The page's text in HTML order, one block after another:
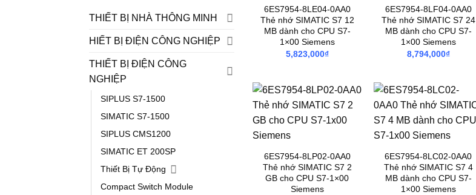
THIẾT BỊ NHÀ THÔNG MINH
HIẾT BỊ ĐIỆN CÔNG NGHIỆP
THIẾT BỊ ĐIỆN CÔNG
NGHIỆP
SIPLUS S7-1500
SIMATIC S7-1500
SIPLUS CMS1200
SIMATIC ET 200SP
Thiết Bị Tự Động
Compact Switch Module
6ES7954-8LE04-0AA0
Thẻ nhớ SIMATIC S7 12
MB dành cho CPU S7-
1×00 Siemens
5,823,000₫
6ES7954-8LF04-0AA0
Thẻ nhớ SIMATIC S7 24
MB dành cho CPU S7-
1×00 Siemens
8,794,000₫
6ES7954-8LP02-0AA0
Thẻ nhớ SIMATIC S7 2
GB cho CPU S7-1×00
Siemens
6ES7954-8LC02-0AA0
Thẻ nhớ SIMATIC S7 4
MB dành cho CPU S7-
1×00 Siemens